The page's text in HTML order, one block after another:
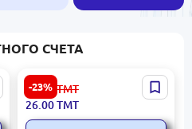
СЧЕТА
-23%
Без бренда N/A |
Пластиковые счёты
Прочное учебное пособие
34.00 ТМТ
26.00ТМТ